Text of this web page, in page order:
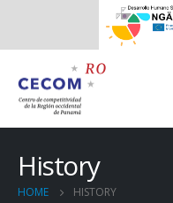
History
HOME HISTORY